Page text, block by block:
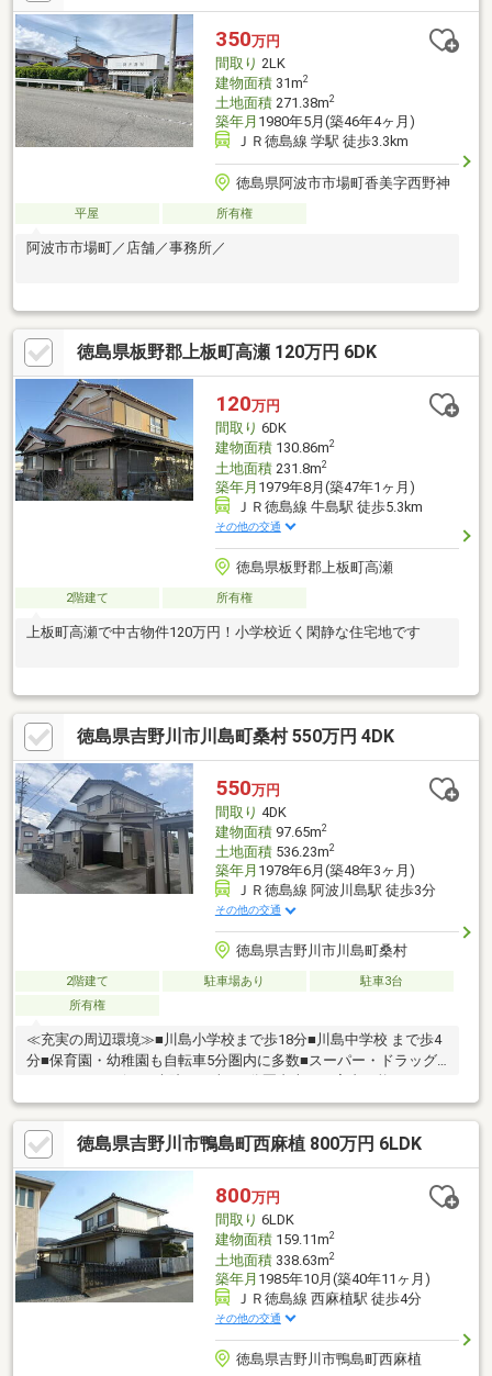
350万円
間取り 2LK
建物面積31m2
土地面積271.38m2
築年月 1980年5月(築46年4ヶ月)
ＪＲ徳島線 学駅 徒歩3.3km
徳島県阿波市市場町香美字西野神
平屋 所有権
阿波市市場町／店舗／事務所／
徳島県板野郡上板町高瀬 120万円 6DK
120万円
間取り 6DK
建物面積130.86m2
土地面積231.8m2
築年月 1979年8月(築47年1ヶ月)
ＪＲ徳島線 牛島駅 徒歩5.3km
その他の交通
徳島県板野郡上板町高瀬
2階建て 所有権
上板町高瀬で中古物件120万円！小学校近く閑静な住宅地です
徳島県吉野川市川島町桑村 550万円 4DK
550万円
間取り 4DK
建物面積97.65m2
土地面積536.23m2
築年月 1978年6月(築48年3ヶ月)
ＪＲ徳島線 阿波川島駅 徒歩3分
その他の交通
徳島県吉野川市川島町桑村
2階建て 駐車場あり
駐車3台
所有権
≪充実の周辺環境≫■川島小学校まで歩18分■川島中学校 まで歩4
分■保育園・幼稚園も自転車5分圏内に多数■スーパー・ドラッグ
徳島県吉野川市鴨島町西麻植 800万円 6LDK
800万円
間取り 6LDK
建物面積159.11m2
土地面積338.63m2
築年月 1985年10月(築40年11ヶ月)
ＪＲ徳島線 西麻植駅 徒歩4分
その他の交通
徳島県吉野川市鴨島町西麻植